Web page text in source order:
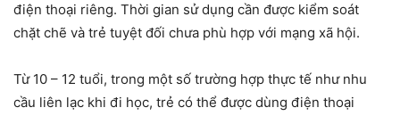
điện thoại riêng. Thời gian sử dụng cần được kiểm soát
chặt chẽ và trẻ tuyệt đối chưa phù hợp với mạng xã hội.
Từ 10 – 12 tuổi, trong một số trường hợp thực tế như nhu
cầu liên lạc khi đi học, trẻ có thể được dùng điện thoại